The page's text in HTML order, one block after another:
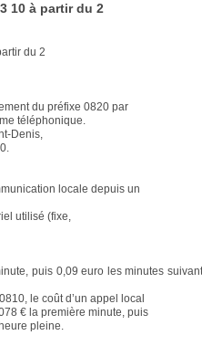
10 à partir du 2
du 2
du préfixe 0820 par
téléphonique.
Denis,
locale depuis un
utilisé (fixe,
puis 0,09 euro les minutes
le coût d’un appel local
€ la première minute, puis
pleine.